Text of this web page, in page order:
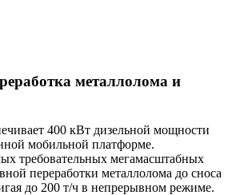
металлолома и
400 кВт дизельной мощности
мобильной платформе.
требовательных мегамасштабных
переработки металлолома до сноса
до 200 т/ч в непрерывном режиме.